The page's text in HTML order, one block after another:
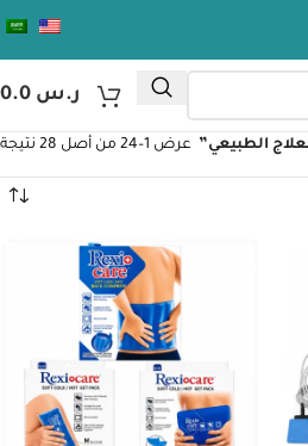
ر.س
الطبيعي” عرض 1–24 من أصل 28 نتيجة